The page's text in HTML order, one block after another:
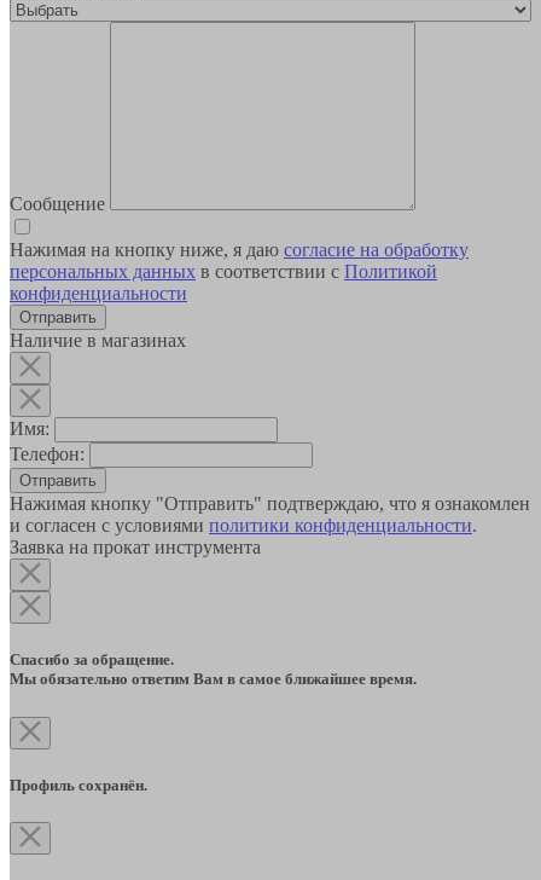
Сообщение
Нажимая на кнопку ниже, я даю согласие на обработку
персональных данных в соответствии с Политикой
конфиденциальности
Наличие в магазинах
Имя:
Телефон:
Отправить
Нажимая кнопку "Отправить" подтверждаю, что я ознакомлен
и согласен с условиями политики конфиденциальности.
Заявка на прокат инструмента
Спасибо за обращение.
Мы обязательно ответим Вам в самое ближайшее время.
Профиль сохранён.